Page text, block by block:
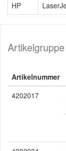
HP
Artikelgruppe
Artikelnummer
4202017